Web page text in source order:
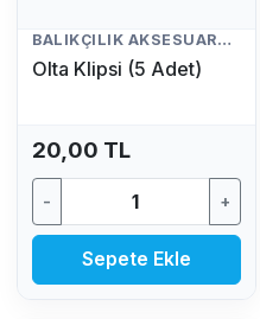
BALIKÇILIK AKSESUARLARI
Olta Klipsi (5 Adet)
20,00 TL
- +
Sepete Ekle